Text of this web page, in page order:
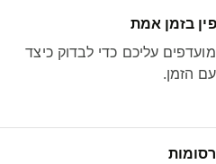
בזמן אמת
עליכם כדי לבדוק כיצד
הזמן.